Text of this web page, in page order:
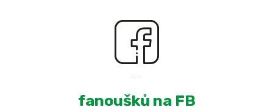
fanoušků na FB